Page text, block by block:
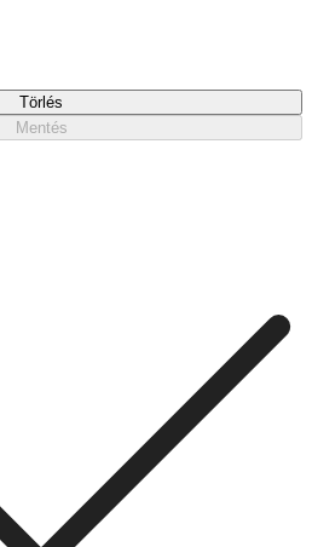
Törlés
Mentés